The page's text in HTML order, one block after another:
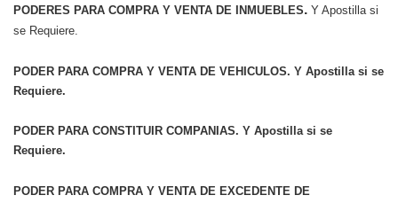
PODERES PARA COMPRA Y VENTA DE INMUEBLES. Y Apostilla si
se Requiere.
PODER PARA COMPRA Y VENTA DE VEHICULOS. Y Apostilla si se
Requiere.
PODER PARA CONSTITUIR COMPANIAS. Y Apostilla si se
Requiere.
PODER PARA COMPRA Y VENTA DE EXCEDENTE DE